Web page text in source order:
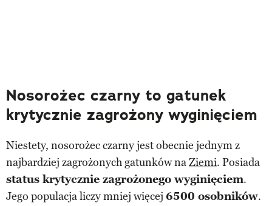
Nosorożec czarny to gatunek
krytycznie zagrożony wyginięciem
Niestety, nosorożec czarny jest obecnie jednym z
najbardziej zagrożonych gatunków naZiemi. Posiada
status krytycznie zagrożonego wyginięciem.
Jego populacja liczy mniej więcej 6500 osobników.